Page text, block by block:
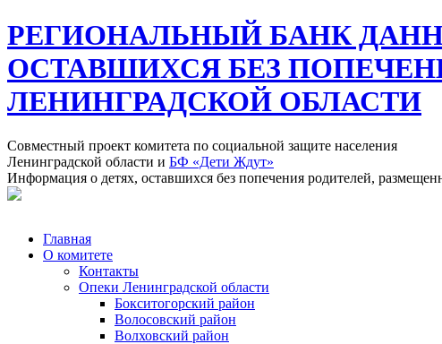
РЕГИОНАЛЬНЫЙ БАНК
ОСТАВШИХСЯ БЕЗ
ЛЕНИНГРАДСКОЙ ОБЛАСТИ
Совместный проект комитета по социальной защите населения
Ленинградской области и БФ «Дети Ждут»
Информация о детях, оставшихся без попечения родителей,
Главная
О комитете
Контакты
Опеки Ленинградской области
Бокситогорский район
Волосовский район
Волховский район